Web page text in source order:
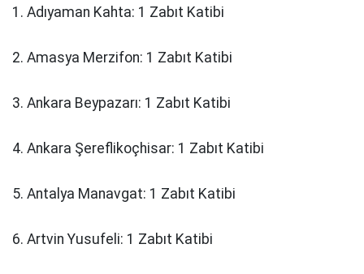
1. Adıyaman Kahta: 1 Zabıt Katibi
2. Amasya Merzifon: 1 Zabıt Katibi
3. Ankara Beypazarı: 1 Zabıt Katibi
4. Ankara Şereflikoçhisar: 1 Zabıt Katibi
5. Antalya Manavgat: 1 Zabıt Katibi
6. Artvin Yusufeli: 1 Zabıt Katibi